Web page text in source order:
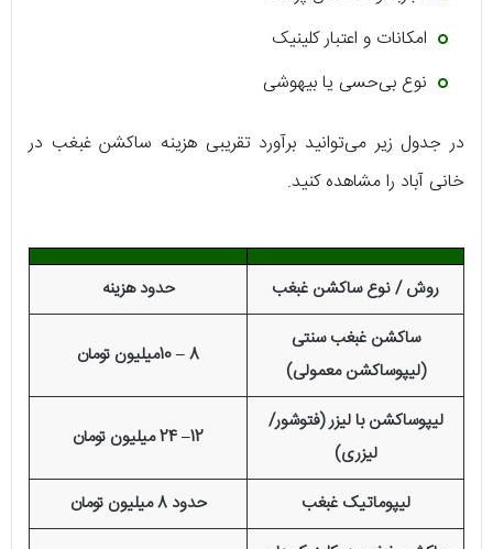
امکانات و اعتبار کلینیک
نوع بی‌حسی یا بیهوشی
در جدول زیر می‌توانید برآورد تقریبی هزینه ساکشن غبغب در
خانی آباد را مشاهده کنید.
روش / نوع ساکشن غبغب
حدود هزینه
ساکشن غبغب سنتی
(لیپوساکشن معمولی)
8 – 10میلیون تومان
لیپوساکشن با لیزر (فتوشور/
لیزری)
12– 24 میلیون تومان
لیپوماتیک غبغب
حدود 8 میلیون تومان